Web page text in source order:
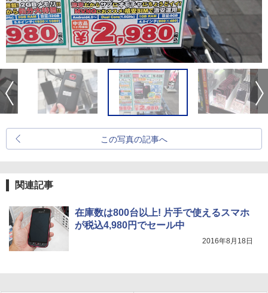
この写真の記事へ
関連記事
在庫数は800台以上! 片手で使えるスマホ
が税込4,980円でセール中
2016年8月18日